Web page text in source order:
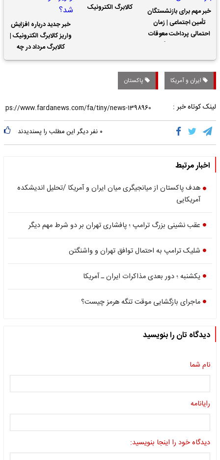
خبر مهم برای بازنشستگان
تأمین اجتماعی | زمان
احتمالی پرداخت معوقات
کالابرگ الکترونیک
خبر جدید درباره افزایش
واریز کالابرگ الکترونیک |
کالابرگ مرداد در چه
تاریخی واریز خواهد شد؟
ایران و آمریکا پاکستان
لینک کوتاه خبر :
۰ نفر دیگر این مطلب را پسندیدند
اخبار مرتبط
هدف پاکستان از میانجیگری میان ایران و آمریکا /تحلیل اندیشکده
آمریکایی
عقب نشینی بزرگ ترامپ ؛ پافشاری تهران بر دو شرط مهم دیگر
شلیک ترامپ به احتمال توافق تهران و واشنگتن
یکشنبه ؛ دور بعدی مذاکرات ایران ـ آمریکا
ماجرای بازگشایی موقت تنگه هرمز چیست؟
دیدگاه تان را بنویسید
نام شما
رایانامه
دیدگاه خود را اینجا بنویسید: